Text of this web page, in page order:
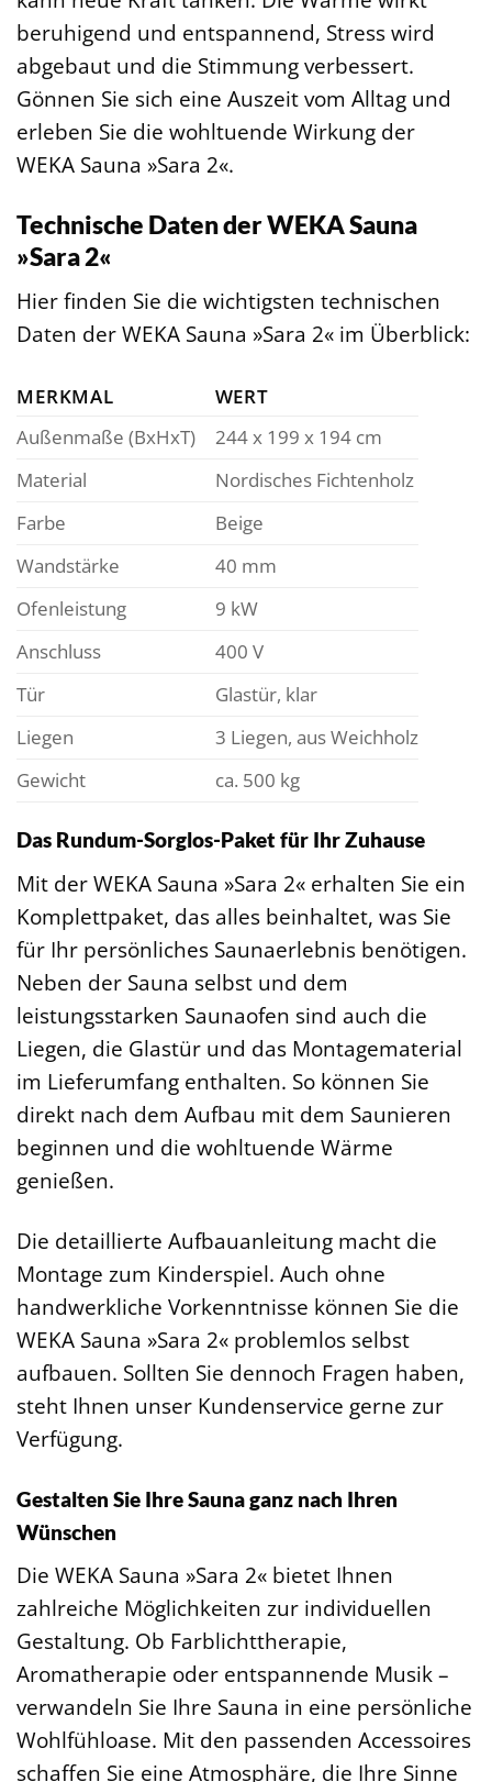
beruhigend und entspannend, Stress wird
abgebaut und die Stimmung verbessert.
Gönnen Sie sich eine Auszeit vom Alltag und
erleben Sie die wohltuende Wirkung der
WEKA Sauna »Sara 2«.
Technische Daten der WEKA Sauna
»Sara 2«
Hier finden Sie die wichtigsten technischen
Daten der WEKA Sauna »Sara 2« im Überblick:
MERKMAL
WERT
Außenmaße (BxHxT)
244 x 199 x 194 cm
Material
Nordisches Fichtenholz
Farbe
Beige
Wandstärke
40 mm
Ofenleistung
9 kW
Anschluss
400 V
Tür
Glastür, klar
Liegen
3 Liegen, aus Weichholz
Gewicht
ca. 500 kg
Das Rundum-Sorglos-Paket für Ihr Zuhause
Mit der WEKA Sauna »Sara 2« erhalten Sie ein
Komplettpaket, das alles beinhaltet, was Sie
für Ihr persönliches Saunaerlebnis benötigen.
Neben der Sauna selbst und dem
leistungsstarken Saunaofen sind auch die
Liegen, die Glastür und das Montagematerial
im Lieferumfang enthalten. So können Sie
direkt nach dem Aufbau mit dem Saunieren
beginnen und die wohltuende Wärme
genießen.
Die detaillierte Aufbauanleitung macht die
Montage zum Kinderspiel. Auch ohne
handwerkliche Vorkenntnisse können Sie die
WEKA Sauna »Sara 2« problemlos selbst
aufbauen. Sollten Sie dennoch Fragen haben,
steht Ihnen unser Kundenservice gerne zur
Verfügung.
Gestalten Sie Ihre Sauna ganz nach Ihren
Wünschen
Die WEKA Sauna »Sara 2« bietet Ihnen
zahlreiche Möglichkeiten zur individuellen
Gestaltung. Ob Farblichttherapie,
Aromatherapie oder entspannende Musik –
verwandeln Sie Ihre Sauna in eine persönliche
Wohlfühloase. Mit den passenden Accessoires
schaffen Sie eine Atmosphäre, die Ihre Sinne